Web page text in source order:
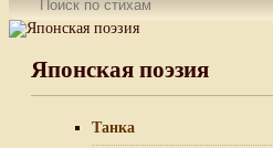
Японская поэзия
Танка